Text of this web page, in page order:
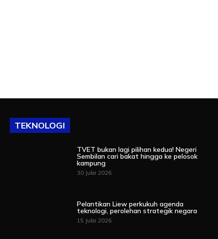
TEKNOLOGI
TVET bukan lagi pilihan kedua! Negeri
Sembilan cari bakat hingga ke pelosok
kampung
30 Julai 2026
Pelantikan Liew perkukuh agenda
teknologi, perolehan strategik negara
15 Julai 2026